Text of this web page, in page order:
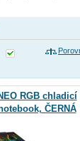
RGB chladicí
ČERNÁ